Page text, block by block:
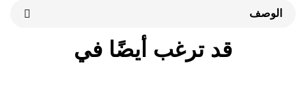
قد ترغب أيضًا في